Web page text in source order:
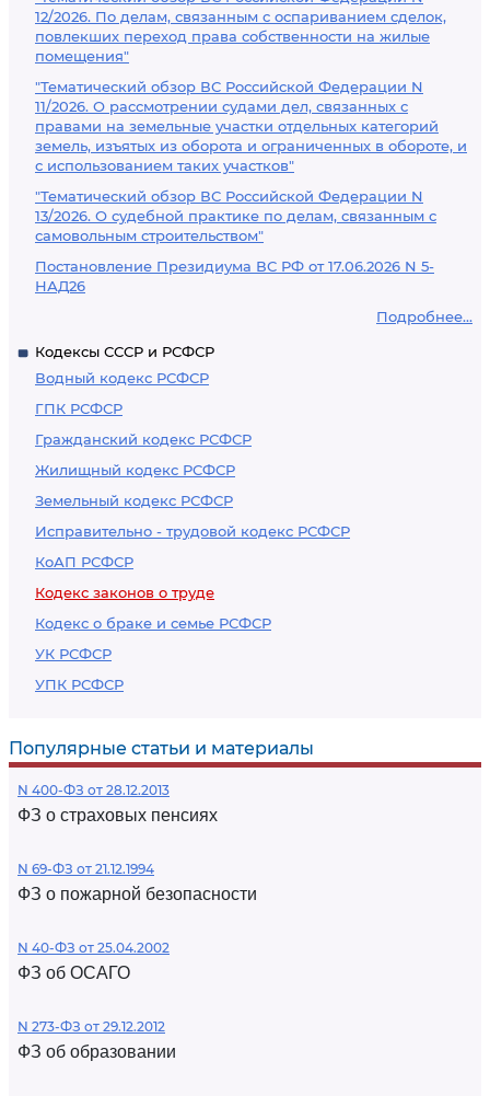
12/2026. По делам, связанным с оспариванием сделок,
повлекших переход права собственности на жилые
помещения"
"Тематический обзор ВС Российской Федерации N
11/2026. О рассмотрении судами дел, связанных с
правами на земельные участки отдельных категорий
земель, изъятых из оборота и ограниченных в обороте, и
с использованием таких участков"
"Тематический обзор ВС Российской Федерации N
13/2026. О судебной практике по делам, связанным с
самовольным строительством"
Постановление Президиума ВС РФ от 17.06.2026 N 5-
НАД26
Подробнее...
Кодексы СССР и РСФСР
Водный кодекс РСФСР
ГПК РСФСР
Гражданский кодекс РСФСР
Жилищный кодекс РСФСР
Земельный кодекс РСФСР
Исправительно - трудовой кодекс РСФСР
КоАП РСФСР
Кодекс законов о труде
Кодекс о браке и семье РСФСР
УК РСФСР
УПК РСФСР
Популярные статьи и материалы
N 400-ФЗ от 28.12.2013
ФЗ о страховых пенсиях
N 69-ФЗ от 21.12.1994
ФЗ о пожарной безопасности
N 40-ФЗ от 25.04.2002
ФЗ об ОСАГО
N 273-ФЗ от 29.12.2012
ФЗ об образовании